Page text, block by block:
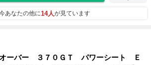
あなたの他に14人が見ています
オーバー ３７０ＧＴ パワーシート Ｅ